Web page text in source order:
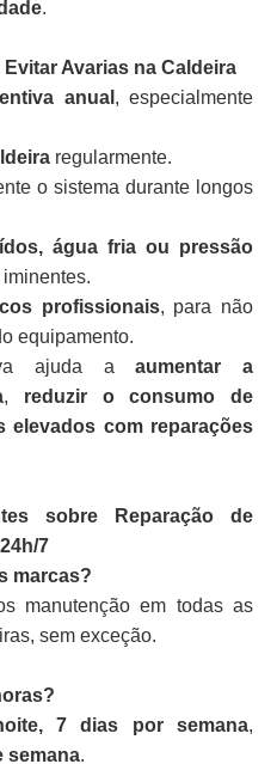
.
Avarias na Caldeira
anual , especialmente
regularmente.
o sistema durante longos
água fria ou pressão
profissionais, para não
equipamento.
ajuda aaumentar a
, reduzir o consumo de
elevados com reparações
sobre Reparação de
7
marcas?
manutenção em todas as
sem exceção.
7 dias por semana,
semana.